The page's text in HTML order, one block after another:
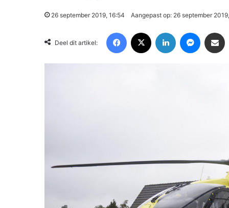
26 september 2019, 16:54 Aangepast op: 26 september
Deel dit artikel: